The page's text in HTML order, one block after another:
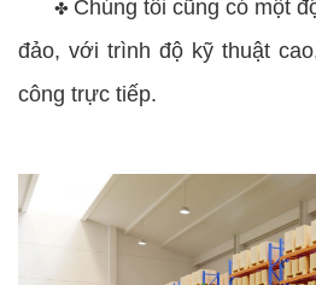
✤ Chúng tôi cũng có một
đảo, với trình độ kỹ thuật
công trực tiếp.